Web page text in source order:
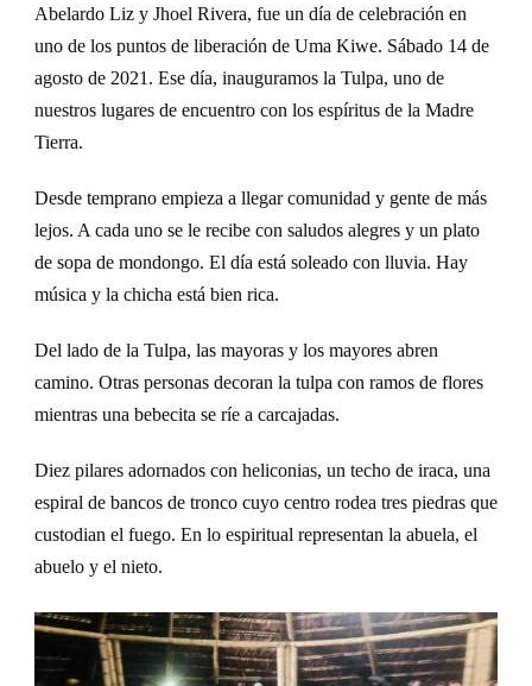
Abelardo Liz y Jhoel Rivera, fue un día de celebración en
uno de los puntos de liberación de Uma Kiwe. Sábado 14 de
agosto de 2021. Ese día, inauguramos la Tulpa, uno de
nuestros lugares de encuentro con los espíritus de la Madre
Tierra.
Desde temprano empieza a llegar comunidad y gente de más
lejos. A cada uno se le recibe con saludos alegres y un plato
de sopa de mondongo. El día está soleado con lluvia. Hay
música y la chicha está bien rica.
Del lado de la Tulpa, las mayoras y los mayores abren
camino. Otras personas decoran la tulpa con ramos de flores
mientras una bebecita se ríe a carcajadas.
Diez pilares adornados con heliconias, un techo de iraca, una
espiral de bancos de tronco cuyo centro rodea tres piedras que
custodian el fuego. En lo espiritual representan la abuela, el
abuelo y el nieto.